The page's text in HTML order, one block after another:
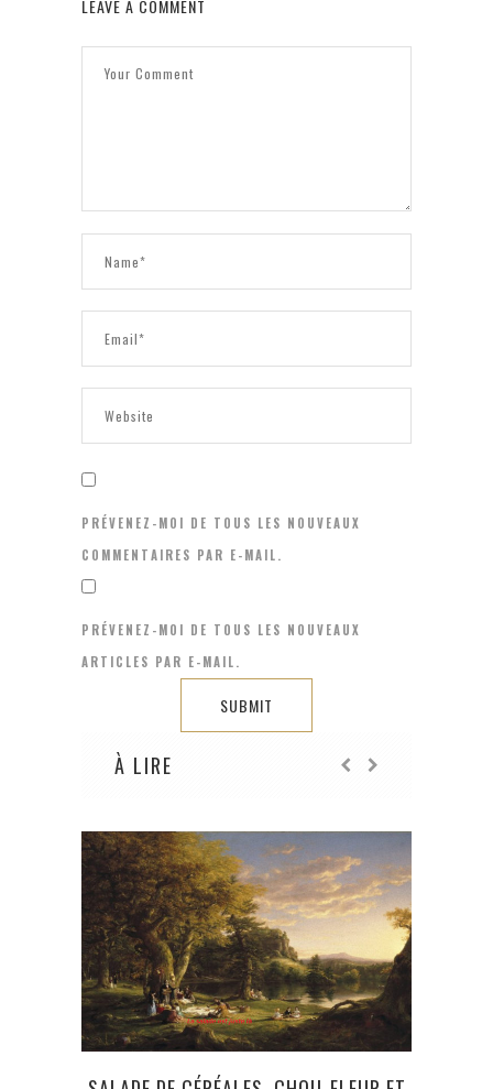
LEAVE A COMMENT
PRÉVENEZ-MOI DE TOUS LES NOUVEAUX
COMMENTAIRES PAR E-MAIL.
PRÉVENEZ-MOI DE TOUS LES NOUVEAUX
ARTICLES PAR E-MAIL.
À LIRE